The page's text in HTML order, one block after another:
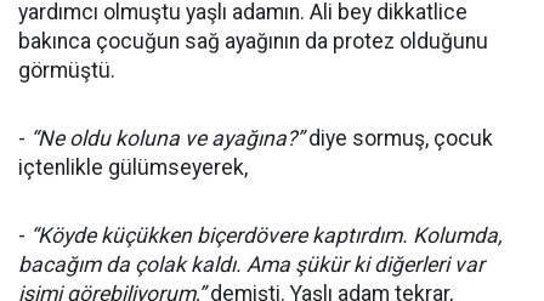
yardımcı olmuştu yaşlı adamın. Ali bey dikkatlice
bakınca çocuğun sağ ayağının da protez olduğunu
görmüştü.
- “Ne oldu koluna ve ayağına?”diye sormuş, çocuk
içtenlikle gülümseyerek,
- “Köyde küçükken biçerdövere kaptırdım. Kolumda,
bacağım da çolak kaldı. Ama şükür ki diğerleri var
işimi görebiliyorum,”demişti. Yaşlı adam tekrar,